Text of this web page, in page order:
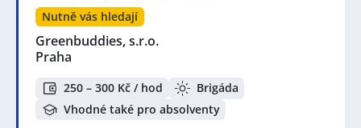
Nutně vás hledají
Greenbuddies, s.r.o.
Praha
250 – 300 Kč / hod
Brigáda
Vhodné také pro absolventy